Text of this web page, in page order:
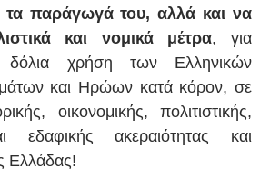
παράγωγά του, αλλά και να
και νομικά μέτρα, για
δόλια χρήση των Ελληνικών
και Ηρώων κατά κόρον, σε
οικονομικής, πολιτιστικής,
εδαφικής ακεραιότητας και
Ελλάδας!